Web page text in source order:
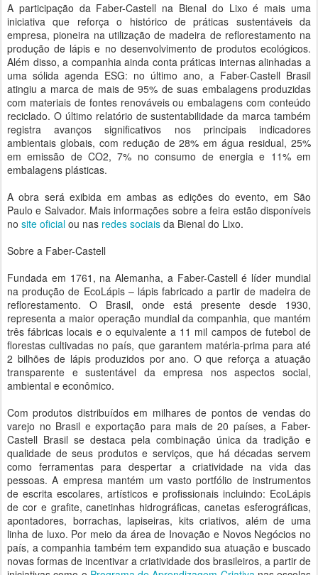
A participação da Faber-Castell na Bienal do Lixo é mais uma
iniciativa que reforça o histórico de práticas sustentáveis da
empresa, pioneira na utilização de madeira de reflorestamento na
produção de lápis e no desenvolvimento de produtos ecológicos.
Além disso, a companhia ainda conta práticas internas alinhadas a
uma sólida agenda ESG: no último ano, a Faber-Castell Brasil
atingiu a marca de mais de 95% de suas embalagens produzidas
com materiais de fontes renováveis ou embalagens com conteúdo
reciclado. O último relatório de sustentabilidade da marca também
registra avanços significativos nos principais indicadores
ambientais globais, com redução de 28% em água residual, 25%
em emissão de CO2, 7% no consumo de energia e 11% em
embalagens plásticas.
A obra será exibida em ambas as edições do evento, em São
Paulo e Salvador. Mais informações sobre a feira estão disponíveis
no site oficial ou nas redes sociais da Bienal do Lixo.
Sobre a Faber-Castell
Fundada em 1761, na Alemanha, a Faber-Castell é líder mundial
na produção de EcoLápis – lápis fabricado a partir de madeira de
reflorestamento. O Brasil, onde está presente desde 1930,
representa a maior operação mundial da companhia, que mantém
três fábricas locais e o equivalente a 11 mil campos de futebol de
florestas cultivadas no país, que garantem matéria-prima para até
2 bilhões de lápis produzidos por ano. O que reforça a atuação
transparente e sustentável da empresa nos aspectos social,
ambiental e econômico.
Com produtos distribuídos em milhares de pontos de vendas do
varejo no Brasil e exportação para mais de 20 países, a Faber-
Castell Brasil se destaca pela combinação única da tradição e
qualidade de seus produtos e serviços, que há décadas servem
como ferramentas para despertar a criatividade na vida das
pessoas. A empresa mantém um vasto portfólio de instrumentos
de escrita escolares, artísticos e profissionais incluindo: EcoLápis
de cor e grafite, canetinhas hidrográficas, canetas esferográficas,
apontadores, borrachas, lapiseiras, kits criativos, além de uma
linha de luxo. Por meio da área de Inovação e Novos Negócios no
país, a companhia também tem expandido sua atuação e buscado
novas formas de incentivar a criatividade dos brasileiros, a partir de